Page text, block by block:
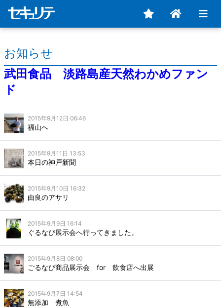
お知らせ
武田食品 淡路島産天然わかめファン
ド
2015年9月12日 06:46
福山へ
2015年9月11日 13:53
本日の神戸新聞
2015年9月10日 16:32
由良のアサリ
2015年9月9日 16:14
ぐるなび展示会へ行ってきました。
2015年9月8日 08:00
ごるなび商品展示会 for 飲食店へ出展
2015年9月7日 14:54
無添加 煮魚